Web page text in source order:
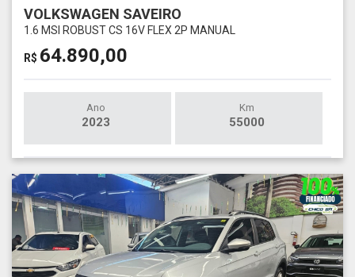
VOLKSWAGEN SAVEIRO
1.6 MSI ROBUST CS 16V FLEX 2P MANUAL
R$ 64.890,00
Ano
2023
Km
55000